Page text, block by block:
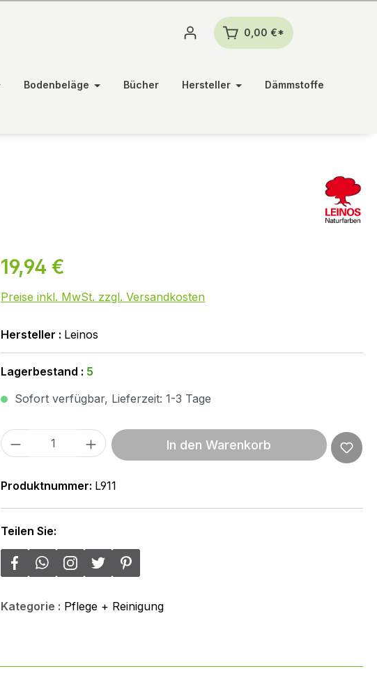
0,00 €*
Bodenbeläge Bücher Hersteller Dämmstoffe
19,94 €
Preise inkl. MwSt. zzgl. Versandkosten
Hersteller : Leinos
Lagerbestand : 5
Sofort verfügbar, Lieferzeit: 1-3 Tage
Produkt Anzahl: Gib den gewünschten Wert
In den Warenkorb
Produktnummer: L911
Teilen Sie:
Kategorie : Pflege + Reinigung